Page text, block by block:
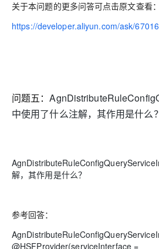
关于本问题的更多问答可点击原文查看：
https://developer.aliyun.com/ask/
问题五：
中使用了什么注解，其作用是什么？
解，其作用是什么？
参考回答：
@HSFProvider(serviceInterface =